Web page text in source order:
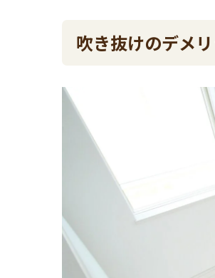
吹き抜けのデメ